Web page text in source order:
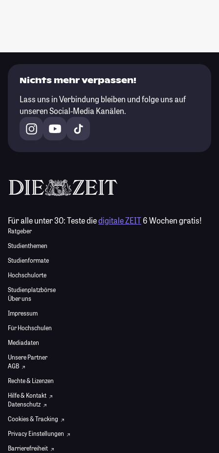
Nichts mehr verpassen!
Lass uns in Verbindung bleiben und folge uns auf
unseren Social-Media Kanälen.
Für alle unter 30:Teste diedigitale ZEIT6 Wochen gratis!
Ratgeber
Studienthemen
Studienformate
Hochschulorte
Studienplatzbörse
Über uns
Impressum
Für Hochschulen
Mediadaten
Unsere Partner
AGB
Rechte & Lizenzen
Hilfe & Kontakt
Datenschutz
Cookies & Tracking
Privacy Einstellungen
Barrierefreiheit